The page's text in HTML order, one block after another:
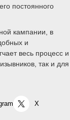
постоянного
кампании, в
и
весь процесс и
так и для
X